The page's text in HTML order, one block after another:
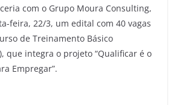
com o Grupo Moura Consulting,
feira, 22/3, um edital com 40 vagas
de Treinamento Básico
que integra o projeto “Qualificar é o
Empregar”.